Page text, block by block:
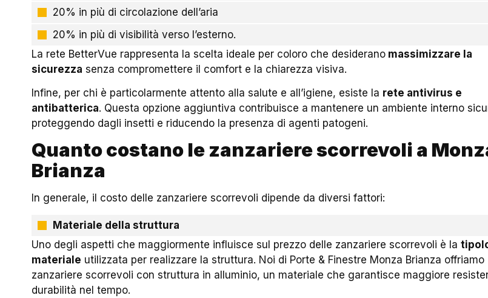
20% in più di circolazione dell’aria
20% in più di visibilità verso l’esterno.
La rete BetterVue rappresenta la scelta ideale per coloro che desiderano massimizzare la
sicurezza senza compromettere il comfort e la chiarezza visiva.
Infine, per chi è particolarmente attento alla salute e all’igiene, esiste la rete antivirus e
antibatterica. Questa opzione aggiuntiva contribuisce a mantenere un ambiente interno
proteggendo dagli insetti e riducendo la presenza di agenti patogeni.
Quanto costano le zanzariere scorrevoli a
Brianza
In generale, il costo delle zanzariere scorrevoli dipende da diversi fattori:
Materiale della struttura
Uno degli aspetti che maggiormente influisce sul prezzo delle zanzariere scorrevoli è la
materiale utilizzata per realizzare la struttura. Noi di Porte & Finestre Monza Brianza offriamo
zanzariere scorrevoli con struttura in alluminio, un materiale che garantisce maggiore
durabilità nel tempo.